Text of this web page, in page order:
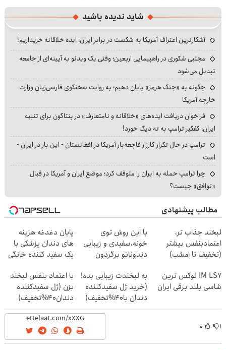
شاید ندیده باشید
آشکارترین اعتراف آمریکا به شکست در برابر ایران؛ ایده خلاقانه خریداریم!
مجتبی شکوری در راهپیمایی اربعین؛ وقتی یک ویدئو به آیینه‌ای از جامعه
تبدیل می‌شود
چگونه به «جنگ هرمز» پایان دهیم؛ به روایت سخنگوی فارسی‌زبان وزارت
خارجه آمریکا
فراخوان دریافت ایده‌های «خلاقانه و نامتعارف» در پنتاگون برای تنبیه
ایران؛ کفگیر ترامپ به ته دیگ خورد!
ترامپ در حال تکرار کارزار فاجعه‌بار آمریکا در افغانستان - این بار در ایران -
است
چرا ترامپ حمله به ایران را متوقف کرد؛ موضع ایران و آمریکا در قبال
«توافق» چیست؟
مطالب پیشنهادی
لبخند جذاب تر،
اعتمادبنفس بیشتر
(تخفیف تا امشب)
با این روش توی
خونه،سفیدی و زیبایی
دندوناتو برگردون
پایان دغدغه هزینه
های دندان پزشکی با
پک سفید کننده خانگی
IM LS7 لوکس ترین
شاسی بلند برقی ایران
به لبخندت زیبایی بده!
(خرید ژل سفیدکننده
دندان با40%تخفیف)
با اعتماد بنفس لبخند
بزن (ژل سفیدکننده
دندان40%تخفیف)
۱ ۰